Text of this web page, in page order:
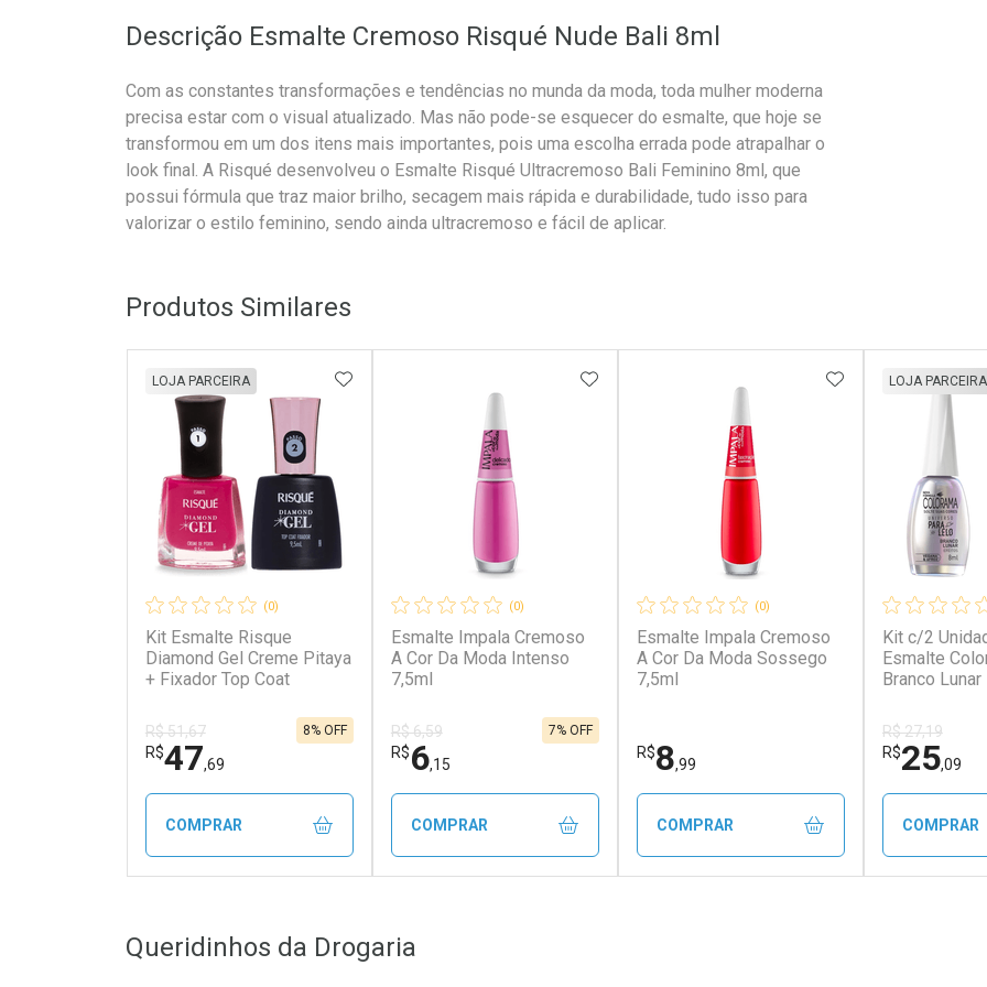
Descrição Esmalte Cremoso Risqué Nude Bali 8ml
Com as constantes transformações e tendências no munda da moda, toda mulher moderna
precisa estar com o visual atualizado. Mas não pode-se esquecer do esmalte, que hoje se
transformou em um dos itens mais importantes, pois uma escolha errada pode atrapalhar o
look final. A Risqué desenvolveu o Esmalte Risqué Ultracremoso Bali Feminino 8ml, que
possui fórmula que traz maior brilho, secagem mais rápida e durabilidade, tudo isso para
valorizar o estilo feminino, sendo ainda ultracremoso e fácil de aplicar.
Produtos Similares
(0)
Kit Esmalte Risque
Diamond Gel Creme Pitaya
+ Fixador Top Coat
LOJA PARCEIRA
R$ 51,67
R$47,69
8% OFF
ADICIONAR AOS FAVORITOS
COMPRAR
Laboratório
Por Menos
(0)
Esmalte Impala Cremoso
A Cor Da Moda Intenso
7,5ml
R$ 6,59
R$6,15
7% OFF
ADICIONAR AOS FAVORITOS
COMPRAR
Laboratório
Por Menos
(0)
Esmalte Impala Cremoso
A Cor Da Moda Sossego
7,5ml
R$8,99
ADICIONAR AOS
COMPRAR
Kit c/2
Esmalte
Branco Lunar
LOJA PARCEIRA
R$ 27,19
R$25,09
COMPRAR
Queridinhos da Drogaria